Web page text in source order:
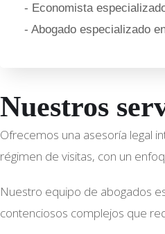
- Economista
- Abogado especializado
Nuestros
Ofrecemos una asesoría legal
régimen de visitas, con un
Nuestro equipo de abogados
contenciosos complejos que